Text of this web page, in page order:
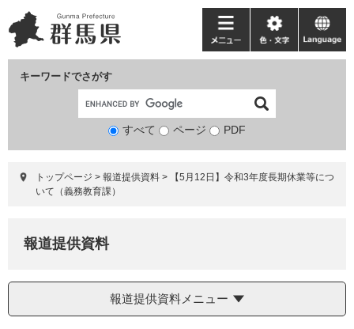
ー
ジ
ニ
ュ
て
キーワードでさがす
検
象
すべて ページ PDF
メ
ニ
ー
色・
文
language
トップページ > 報道提供資料 >
【5月12日】令和3年度長期休業等につ
いて（義務教育課）
報道提供資料
報道提供資料メニュー